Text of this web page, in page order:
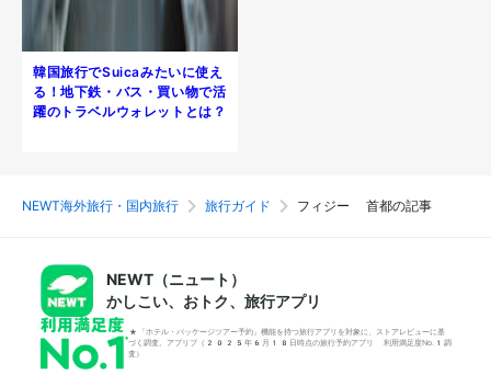
韓国旅行でSuicaみたいに使え
る！地下鉄・バス・買い物で活
躍のトラベルウォレットとは？
NEWT海外旅行・国内旅行 旅行ガイド フィジー 首都の記事
NEWT（ニュート）
かしこい、おトク、旅行アプリ
*「ホテル・パッケージツアー予約」機能を持つ旅行アプリを対象に、ストアレビューに基
づく調査。アプリブ（2025年6月18日時点の旅行予約アプリ 利用満足度No.1調
査）